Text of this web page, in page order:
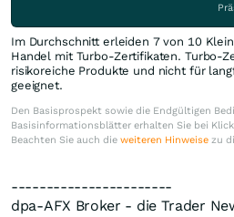
Im Durchschnitt erleiden 7 von 10
Handel mit Turbo-Zertifikaten. Turbo-
risikoreiche Produkte und nicht für
geeignet.
Den Basisprospekt sowie die Endgültigen
Basisinformationsblätter erhalten Sie bei
Beachten Sie auch die weiteren Hinweise zu
-----------------------
dpa-AFX Broker - die Trader